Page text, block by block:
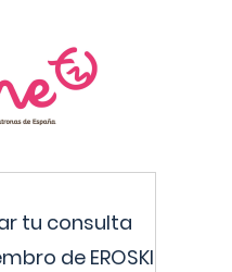
tu consulta
de EROSKI